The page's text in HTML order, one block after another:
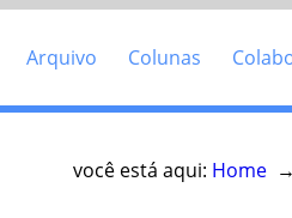
Arquivo Colunas
você está aqui: Home →